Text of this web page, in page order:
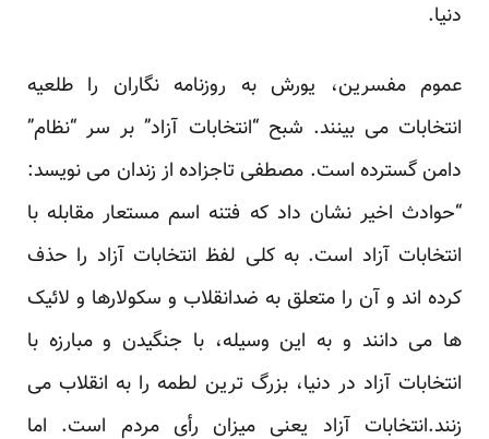
دنیا.
عموم مفسرین، یورش به روزنامه نگاران را طلعیه
انتخابات می بینند. شبح “انتخابات آزاد” بر سر “نظام”
دامن گسترده است. مصطفی تاجزاده از زندان می نویسد:
“حوادث اخیر نشان داد که فتنه اسم مستعار مقابله با
انتخابات آزاد است. به کلی لفظ انتخابات آزاد را حذف
کرده اند و آن را متعلق به ضدانقلاب و سکولارها و لائیک
ها می دانند و به این وسیله، با جنگیدن و مبارزه با
انتخابات آزاد در دنیا، بزرگ ترین لطمه را به انقلاب می
زنند.انتخابات آزاد یعنی میزان رأی مردم است. اما